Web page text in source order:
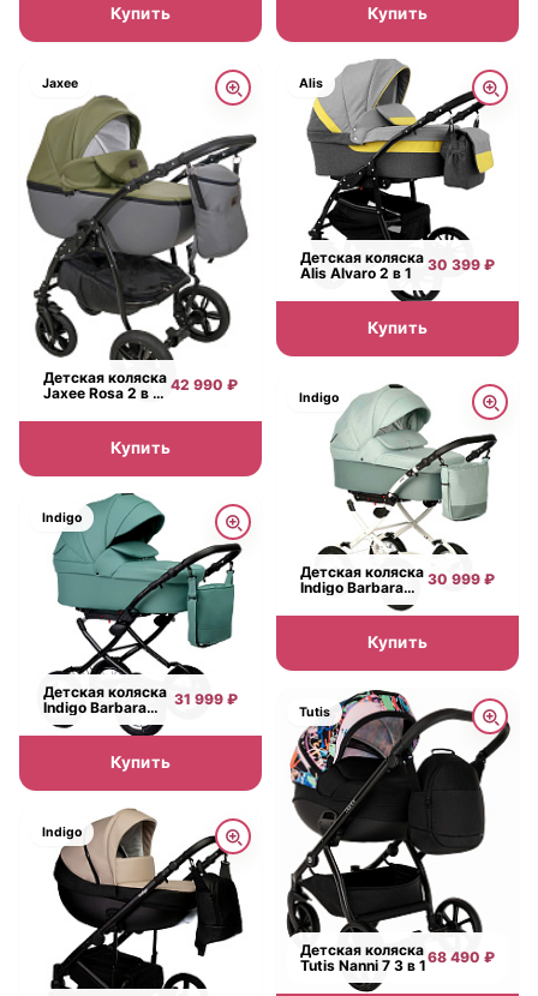
Купить
Jaxee
Детская коляска
Jaxee Rosa 2 в 1, 42 990 ₽
Купить
Indigo
Детская коляска
Indigo Barbara
Eco Classic 2 в 1
31 999 ₽
Купить
Indigo
Купить
Alis
Детская коляска
Alis Alvaro 2 в 1
30 399 ₽
Купить
Indigo
Детская коляска
Indigo Barbara
Classic 2021 2 в 1
на белой раме
30 999 ₽
Купить
Tutis
Детская коляска
Tutis Nanni 7 3 в 168 490 ₽